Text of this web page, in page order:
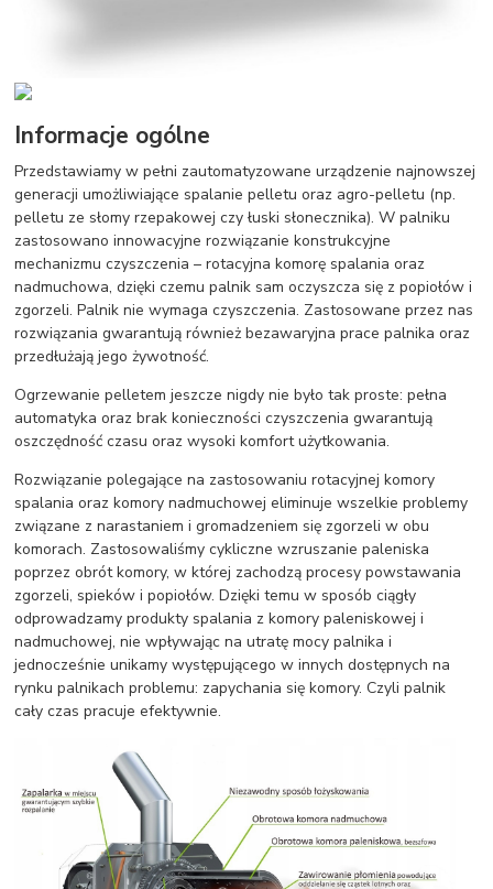
Informacje ogólne
Przedstawiamy w pełni zautomatyzowane urządzenie najnowszej
generacji umożliwiające spalanie pelletu oraz agro-pelletu (np.
pelletu ze słomy rzepakowej czy łuski słonecznika). W palniku
zastosowano innowacyjne rozwiązanie konstrukcyjne
mechanizmu czyszczenia – rotacyjna komorę spalania oraz
nadmuchowa, dzięki czemu palnik sam oczyszcza się z popiołów i
zgorzeli. Palnik nie wymaga czyszczenia. Zastosowane przez nas
rozwiązania gwarantują również bezawaryjna prace palnika oraz
przedłużają jego żywotność.
Ogrzewanie pelletem jeszcze nigdy nie było tak proste: pełna
automatyka oraz brak konieczności czyszczenia gwarantują
oszczędność czasu oraz wysoki komfort użytkowania.
Rozwiązanie polegające na zastosowaniu rotacyjnej komory
spalania oraz komory nadmuchowej eliminuje wszelkie problemy
związane z narastaniem i gromadzeniem się zgorzeli w obu
komorach. Zastosowaliśmy cykliczne wzruszanie paleniska
poprzez obrót komory, w której zachodzą procesy powstawania
zgorzeli, spieków i popiołów. Dzięki temu w sposób ciągły
odprowadzamy produkty spalania z komory paleniskowej i
nadmuchowej, nie wpływając na utratę mocy palnika i
jednocześnie unikamy występującego w innych dostępnych na
rynku palnikach problemu: zapychania się komory. Czyli palnik
cały czas pracuje efektywnie.